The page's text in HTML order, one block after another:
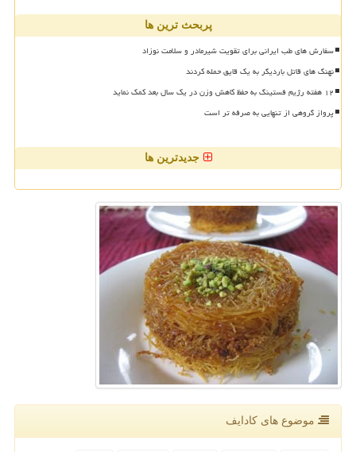
پربحث ترین ها
سفارش های طب ایرانی برای تقویت شیرمادر و سلامت نوزاد
نهنگ های قاتل باردیگر به یک قایق حمله کردند
۱۲ هفته رژیم فستینگ به حفظ کاهش وزن در یک سال بعد کمک نماید
پرواز گروهی از تنهایی به صرفه تر است
جدیدترین ها
موضوع های كادایف